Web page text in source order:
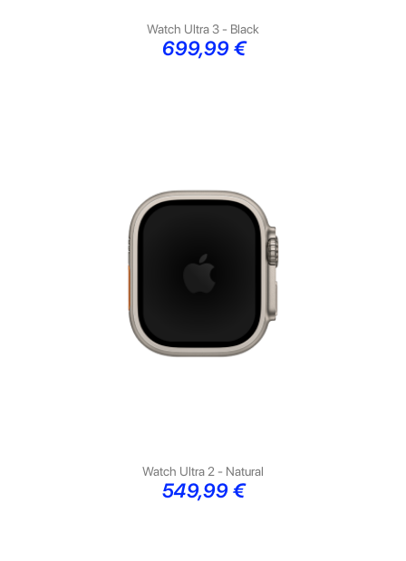
Watch Ultra 3 - Black
Preço
699,99 €
Watch Ultra 2 - Natural
Preço
549,99 €